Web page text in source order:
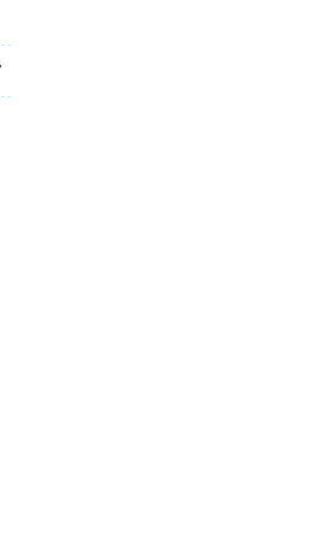
datadata
1516 17
18 1920
September 21
disponível para esta data
September 22
preço disponível para esta data
September 23
há preço disponível para esta data